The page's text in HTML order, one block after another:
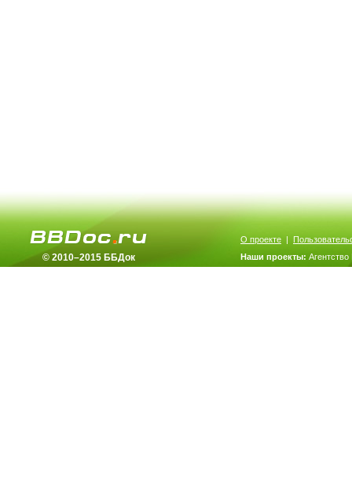
© 2010–2015 ББДок
О проекте |
Наши проекты: